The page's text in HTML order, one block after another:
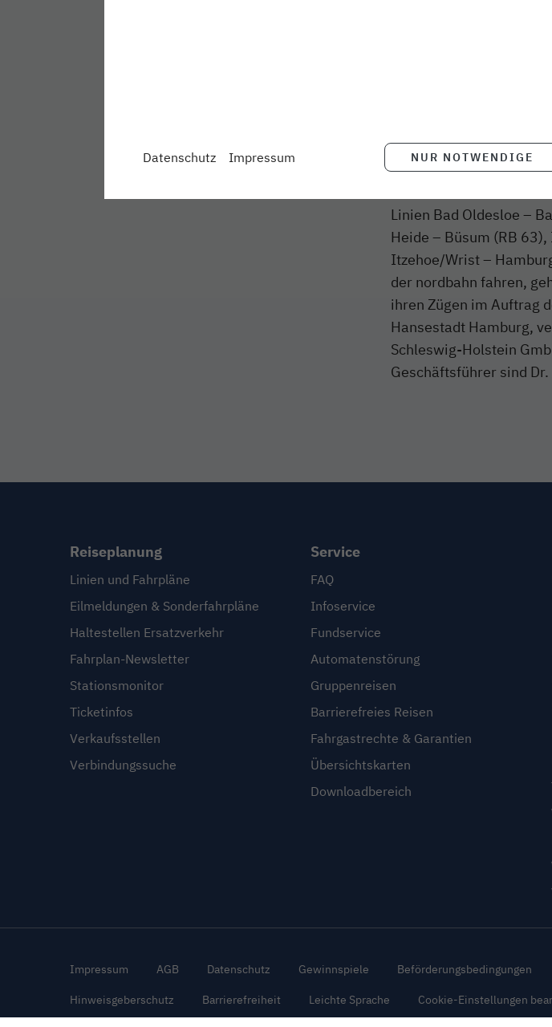
beantworten auch
Die NBE nordbahn
Kaltenkirchen ist ein
Linien Bad Oldesloe –
Heide – Büsum (RB
Itzehoe/Wrist –
der nordbahn fahren,
ihren Zügen im Auftrag
Hansestadt Hamburg,
Schleswig-Holstein
Geschäftsführer sind
Reiseplanung
Linien und Fahrpläne
Eilmeldungen & Sonderfahrpläne
Haltestellen Ersatzverkehr
Fahrplan-Newsletter
Stationsmonitor
Ticketinfos
Verkaufsstellen
Verbindungssuche
Service
FAQ
Infoservice
Fundservice
Automatenstörung
Gruppenreisen
Barrierefreies Reisen
Fahrgastrechte & Garantien
Übersichtskarten
Downloadbereich
Impressum AGB Datenschutz Gewinnspiele Beförderungsbedingungen
Hinweisgeberschutz
Barrierefreiheit Leichte Sprache Cookie-Einstellungen
NUR NOTWENDIGE
Datenschutz Impressum